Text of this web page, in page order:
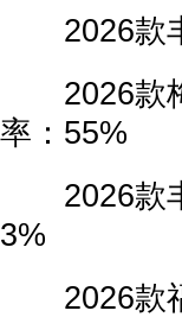
2026款丰
2026款梅
率：55%
2026款丰
3%
2026款福